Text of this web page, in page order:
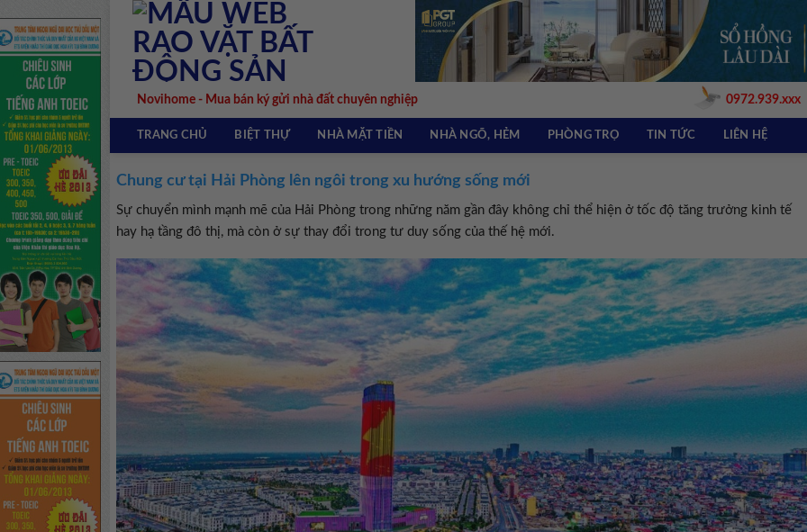
Skip
content
Novihome - Mua bán ký gửi nhà đất chuyên nghiệp 0972.939.xxx
TRANG CHỦ BIỆT THỰ NHÀ MẶT TIỀN NHÀ NGÕ, HẺM PHÒNG TRỌ TIN TỨC LIÊN HỆ
Chung cư tại Hải Phòng lên ngôi trong xu hướng sống mới
Sự chuyển mình mạnh mẽ của Hải Phòng trong những năm gần đây không chỉ thể hiện ở tốc độ tăng trưởng kinh tế
hay hạ tầng đô thị, mà còn ở sự thay đổi trong tư duy sống của thế hệ mới.